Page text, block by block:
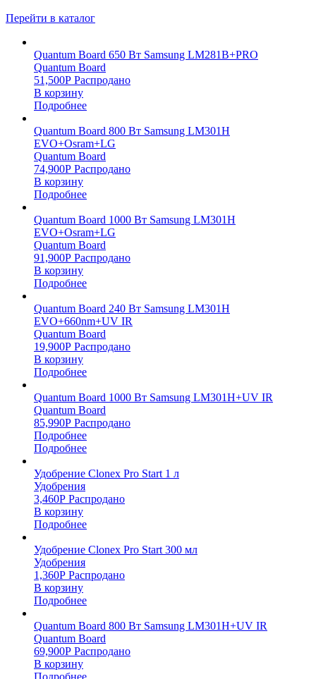
Перейти в каталог
Quantum Board 650 Вт Samsung LM281B+PRO
Quantum Board
51,500Р Распродано
В корзину
Подробнее
Quantum Board 800 Вт Samsung LM301H
EVO+Osram+LG
Quantum Board
74,900Р Распродано
В корзину
Подробнее
Quantum Board 1000 Вт Samsung LM301H
EVO+Osram+LG
Quantum Board
91,900Р Распродано
В корзину
Подробнее
Quantum Board 240 Вт Samsung LM301H
EVO+660nm+UV IR
Quantum Board
19,900Р Распродано
В корзину
Подробнее
Quantum Board 1000 Вт Samsung LM301H+UV IR
Quantum Board
85,990Р Распродано
Подробнее
Подробнее
Удобрение Clonex Pro Start 1 л
Удобрения
3,460Р Распродано
В корзину
Подробнее
Удобрение Clonex Pro Start 300 мл
Удобрения
1,360Р Распродано
В корзину
Подробнее
Quantum Board 800 Вт Samsung LM301H+UV IR
Quantum Board
69,900Р Распродано
В корзину
Подробнее